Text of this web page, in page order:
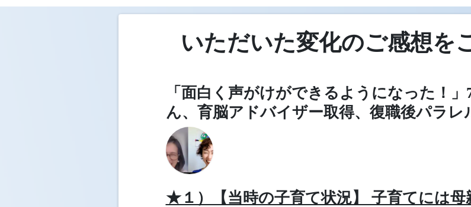
いただいた変化のご感想を
「面白く声がけができるようになった！」
ん、育脳アドバイザー取得、復職後パラレ
★１）【当時の子育て状況】 子育てには母